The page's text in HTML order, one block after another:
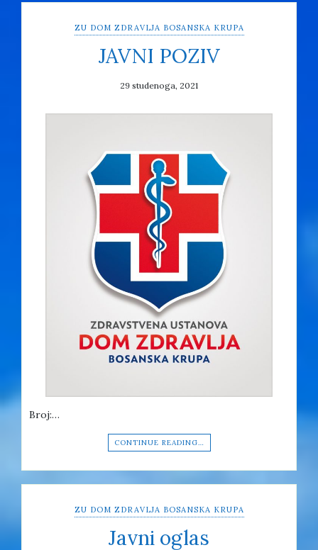
ZU DOM ZDRAVLJA BOSANSKA KRUPA
JAVNI POZIV
29 studenoga, 2021
Broj:…
CONTINUE READING…
ZU DOM ZDRAVLJA BOSANSKA KRUPA
Javni oglas